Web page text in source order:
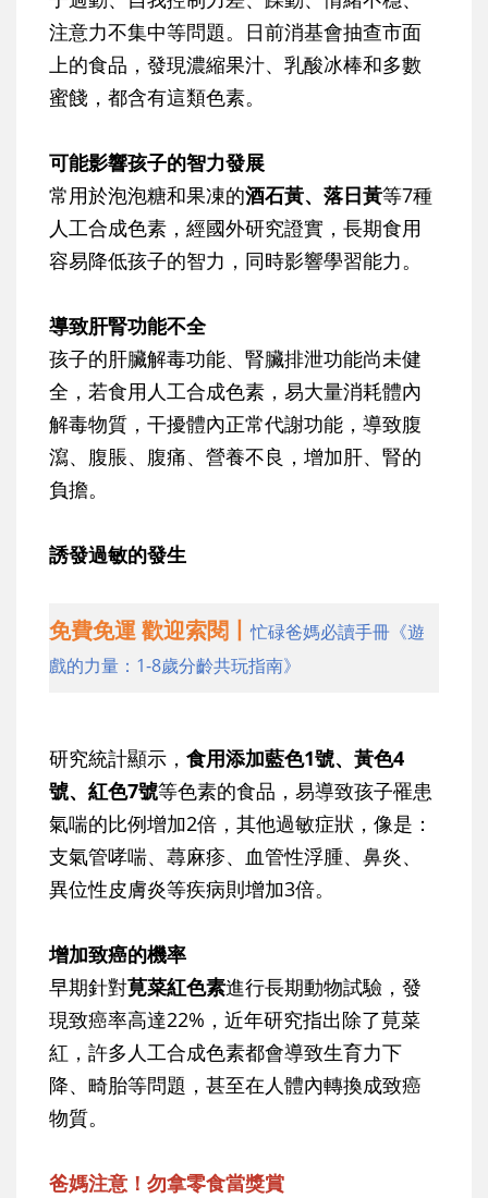
注意力不集中等問題。日前消基會抽查市面
上的食品，發現濃縮果汁、乳酸冰棒和多數
蜜餞，都含有這類色素。
可能影響孩子的智力發展
常用於泡泡糖和果凍的酒石黃、落日黃等7種
人工合成色素，經國外研究證實，長期食用
容易降低孩子的智力，同時影響學習能力。
導致肝腎功能不全
孩子的肝臟解毒功能、腎臟排泄功能尚未健
全，若食用人工合成色素，易大量消耗體內
解毒物質，干擾體內正常代謝功能，導致腹
瀉、腹脹、腹痛、營養不良，增加肝、腎的
負擔。
誘發過敏的發生
免費免運 歡迎索閱丨忙碌爸媽必讀手冊《遊
戲的力量：1-8歲分齡共玩指南》
研究統計顯示， 食用添加藍色1號、黃色4
號、紅色7號等色素的食品，易導致孩子罹患
氣喘的比例增加2倍，其他過敏症狀，像是：
支氣管哮喘、蕁麻疹、血管性浮腫、鼻炎、
異位性皮膚炎等疾病則增加3倍。
增加致癌的機率
早期針對莧菜紅色素進行長期動物試驗，發
現致癌率高達22%，近年研究指出除了莧菜
紅，許多人工合成色素都會導致生育力下
降、畸胎等問題，甚至在人體內轉換成致癌
物質。
爸媽注意！勿拿零食當獎賞